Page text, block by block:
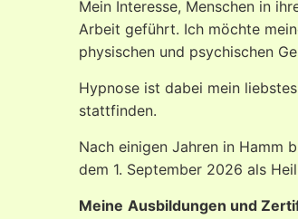
Mein Interesse, Menschen in
Arbeit geführt. Ich möchte
physischen und psychischen
Hypnose ist dabei mein
stattfinden.
Nach einigen Jahren in Hamm
dem 1. September 2026 als
Meine Ausbildungen und